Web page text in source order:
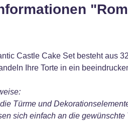
Castle Cake Set besteht aus
Ihre Torte in ein
Türme und
sich einfach an die gewünschte